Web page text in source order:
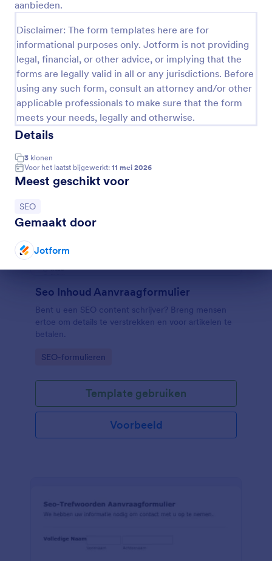
aanbieden.
Disclaimer: The form templates here are for
informational purposes only. Jotform is not providing
legal, financial, or other advice, or implying that the
forms are legally valid in all or any jurisdictions. Before
using any such form, consult an attorney and/or other
applicable professionals to make sure that the form
meets your needs, legally and otherwise.
Details
3 klonen
Voor het laatst bijgewerkt: 11 mei 2026
Meest geschikt voor
Ga naar categorie:
SEO
Gemaakt door
Jotform
worden gebruikt voor hun online aanwezigheid. Een
bevatten over het bedrijf van uw klant, de
geschiedenis, een korte beschrijving van wat het
bedrijf doet, en de missieverklaring.
Voorbeeld
Seo Inhoud Aanvraagformulier
Bent u een SEO content schrijver? Breng mensen
ertoe om details te verstrekken en voor artikelen te
betalen.
Go to Category:
SEO-formulieren
Template gebruiken
Voorbeeld